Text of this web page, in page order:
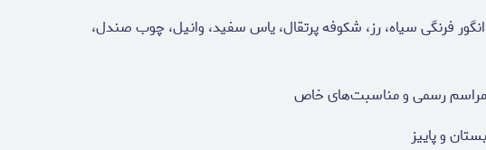
فرنگی سیاه، رز، شکوفه پرتقال، یاس سفید، وانیل، چوب صندل،
مراسم رسمی و مناسبت‌های خاص
و پاییز